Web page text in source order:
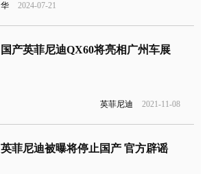
华
2024-07-21
国产英菲尼迪QX60将亮相广州车展
英菲尼迪 2021-11-08
英菲尼迪被曝将停止国产 官方辟谣